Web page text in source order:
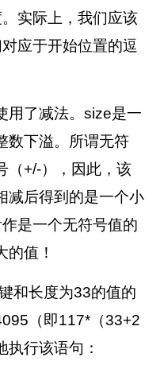
实际上，我们应该
应于开始位置的逗
用了减法。size是一
数下溢。所谓无符
（+/-），因此，该
减后得到的是一个小
是一个无符号值的
的值！
和长度为33的值的
（即117* （33+2
执行该语句：